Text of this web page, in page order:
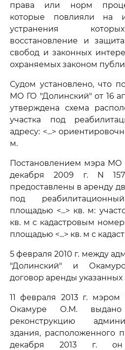
права или норм
которые повлияли на
устранения
восстановление и
свобод и законных
охраняемых законом
Судом установлено, что
МО ГО "Долинский" от 16
утверждена схема
участка под
адресу: <...>
м.
Постановлением мэра МО
декабря 2009 г. N
предоставлены в аренду
под
площадью <...> кв. м:
кв. м с кадастровым
площадью <...> кв. м с
5 февраля 2010 г. между
"Долинский" и
договор аренды указанных
11 февраля 2013 г.
Окамуре О.М.
реконструкцию
здания, расположенного
декабря 2013 г. он